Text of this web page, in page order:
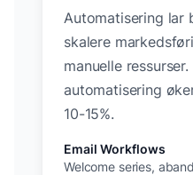
Automatisering lar
skalere
manuelle
automatisering
10-15%.
Email Workflows
Welcome series,